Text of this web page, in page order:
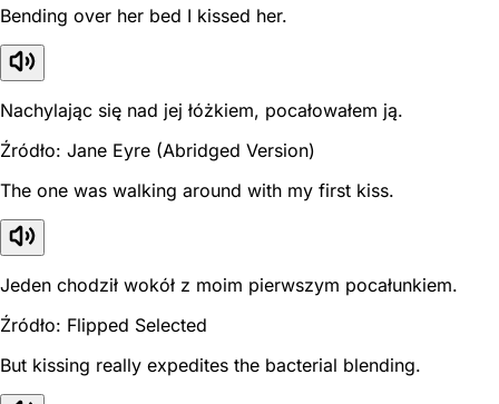
Bending over her bed I kissed her.
Nachylając się nad jej łóżkiem, pocałowałem ją.
Źródło: Jane Eyre (Abridged Version)
The one was walking around with my first kiss.
Jeden chodził wokół z moim pierwszym pocałunkiem.
Źródło: Flipped Selected
But kissing really expedites the bacterial blending.